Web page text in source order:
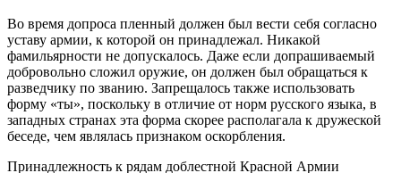
Во время допроса пленный должен был вести себя согласно
уставу армии, к которой он принадлежал. Никакой
фамильярности не допускалось. Даже если допрашиваемый
добровольно сложил оружие, он должен был обращаться к
разведчику по званию. Запрещалось также использовать
форму «ты», поскольку в отличие от норм русского языка, в
западных странах эта форма скорее располагала к дружеской
беседе, чем являлась признаком оскорбления.
Принадлежность к рядам доблестной Красной Армии